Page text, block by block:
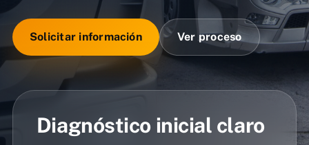
Solicitar información Ver proceso
Diagnóstico inicial claro